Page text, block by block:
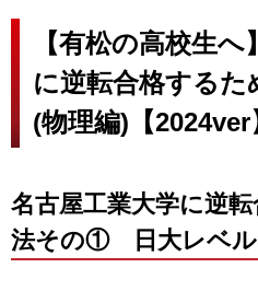
【有松の高校生
に逆転合格する
(物理編)【2024ver
名古屋工業大学に逆
法その① 日大レベル